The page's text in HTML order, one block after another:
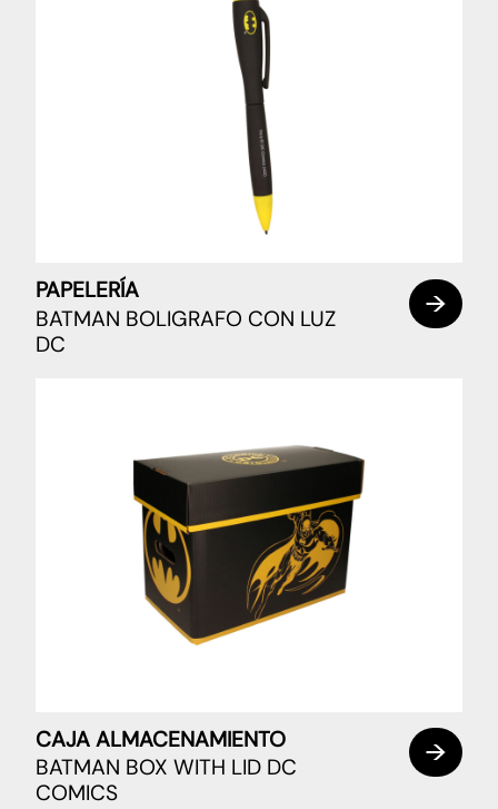
PAPELERÍA
BATMAN BOLIGRAFO CON LUZ
DC
CAJA ALMACENAMIENTO
BATMAN BOX WITH LID DC
COMICS